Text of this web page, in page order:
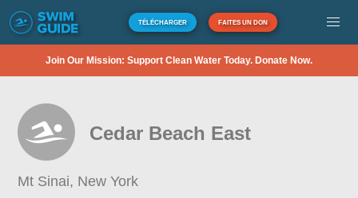
TÉLÉCHARGER FAITES UN DON
Join Our Mission: Support Clean Water Today. Donate Now.
Cedar Beach East
Mt Sinai, New York